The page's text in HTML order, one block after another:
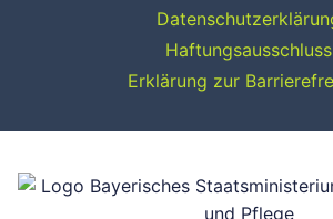
Haftungsausschluss
Erklärung zur